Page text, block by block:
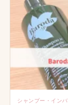
シャンプー・イン